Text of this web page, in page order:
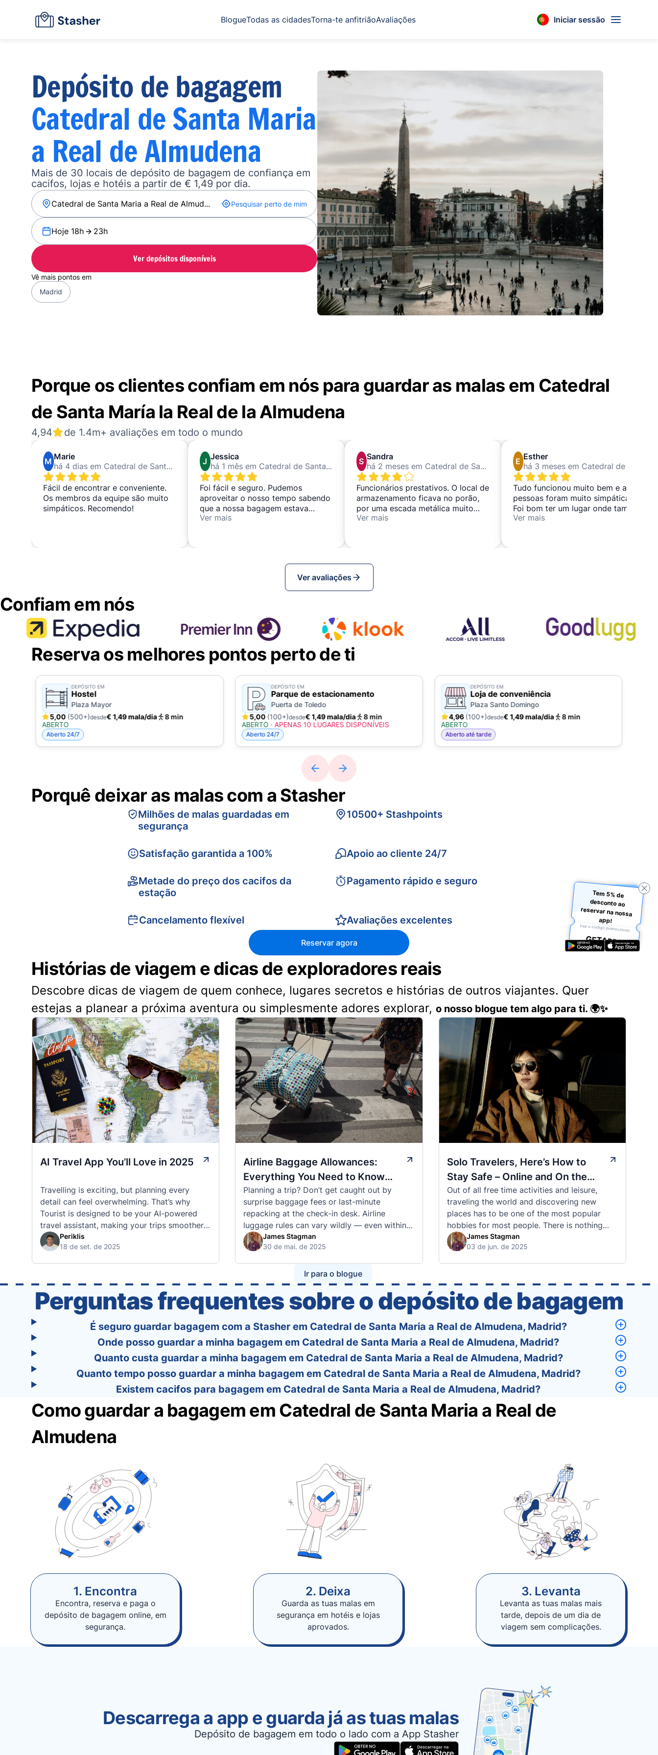
BlogueTodas as cidadesTorna-te anfitriãoAvaliações Iniciar sessão
Depósito de bagagem
Catedral de Santa Maria
a Real de Almudena
Mais de 30 locais de depósito de bagagem de confiança em
cacifos, lojas e hotéis a partir de € 1,49 por dia.
Pesquisar perto de mim
Hoje 18h 23h
Ver depósitos disponíveis
Vê mais pontos em
Madrid
Porque os clientes confiam em nós para guardar as malas em Catedral
de Santa María la Real de la Almudena
4,94 de 1.4m+ avaliações em todo o mundo
M Marie
há 4 dias em Catedral de Santa María la Real de la Almudena
Fácil de encontrar e conveniente.
Os membros da equipe são muito
simpáticos. Recomendo!
J Jessica
há 1 mês em Catedral de Santa María la Real de la Almudena
Foi fácil e seguro. Pudemos
aproveitar o nosso tempo sabendo
que a nossa bagagem estava
segura com pessoas ótimas.
Ver mais
S Sandra
há 2 meses em Catedral de Santa María la Real de la Almudena
Funcionários prestativos. O local de
armazenamento ficava no porão,
por uma escada metálica muito
íngreme, com a qual teríamos tido
baixo a pedido.
Ver mais
E Esther
Tudo funcionou muito bem e as
pessoas foram muito simpáticas.
Foi bom ter um lugar onde também
pudéssemos ficar à vontade.
Ver mais
Ver avaliações
Confiam em nós
Reserva os melhores pontos perto de ti
DEPÓSITO EM
Hostel
Plaza Mayor
5,00 (500+)desde€ 1,49 mala/dia
8 min
ABERTO
Aberto 24/7
DEPÓSITO EM
Parque de estacionamento
Puerta de Toledo
5,00 (100+)desde€ 1,49 mala/dia
8 min
ABERTO · APENAS 10 LUGARES DISPONÍVEIS
Aberto 24/7
DEPÓSITO EM
Loja de conveniência
Plaza Santo Domingo
4,96(100+)desde€ 1,49 mala/dia
8 min
ABERTO
Aberto até tarde
Porquê deixar as malas com a Stasher
Milhões de malas guardadas em
segurança
Satisfação garantida a 100%
Metade do preço dos cacifos da
estação
Cancelamento flexível
10500+ Stashpoints
Apoio ao cliente 24/7
Pagamento rápido e seguro
Avaliações excelentes
Reservar agora
Histórias de viagem e dicas de exploradores reais
Descobre dicas de viagem de quem conhece, lugares secretos e histórias de outros viajantes. Quer
estejas a planear a próxima aventura ou simplesmente adores explorar, o nosso blogue tem algo para ti. 🌍✨
AI Travel App You’ll Love in 2025
Travelling is exciting, but planning every
detail can feel overwhelming. That’s why
Tourist is designed to be your AI-powered
travel assistant, making your trips smoother,
smarter, and stress-free. 🧭 What Makes the
Tourist App Unique? Unlike standard travel
trip planning becomes as exciting …
Periklis
18 de set. de 2025
Airline Baggage Allowances:
Everything You Need to Know
Before You Fly
Planning a trip? Don’t get caught out by
surprise baggage fees or last-minute
repacking at the check-in desk. Airline
luggage rules can vary wildly — even within
the same country or alliance. That’s why
we’ve created a detailed set of guides to help
policies of over 30 international …
James Stagman
30 de mai. de 2025
Solo Travelers, Here’s How to
Stay Safe – Online and On the
Road
Out of all free time activities and leisure,
traveling the world and discovering new
places has to be one of the most popular
hobbies for most people. There is nothing
quite like visiting a brand new city, country,
or region and experiencing the culture, the
James Stagman
03 de jun. de 2025
Ir para o blogue
Perguntas frequentes sobre o depósito de bagagem
É seguro guardar bagagem com a Stasher em Catedral de Santa Maria a Real de Almudena, Madrid?
Onde posso guardar a minha bagagem em Catedral de Santa Maria a Real de Almudena, Madrid?
Quanto custa guardar a minha bagagem em Catedral de Santa Maria a Real de Almudena, Madrid?
Quanto tempo posso guardar a minha bagagem em Catedral de Santa Maria a Real de Almudena, Madrid?
Existem cacifos para bagagem em Catedral de Santa Maria a Real de Almudena, Madrid?
Como guardar a bagagem em Catedral de Santa Maria a Real de
Almudena
1. Encontra
Encontra, reserva e paga o
depósito de bagagem online, em
segurança.
2. Deixa
Guarda as tuas malas em
segurança em hotéis e lojas
aprovados.
3. Levanta
Levanta as tuas malas mais
tarde, depois de um dia de
viagem sem complicações.
Descarrega a app e guarda já as tuas malas
Depósito de bagagem em todo o lado com a App Stasher
Tem 5% de
desconto ao
reservar na nossa
app!
Usa o código promocional:
GETAPP5